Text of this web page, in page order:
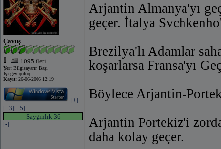
Çavuş
1095 ileti
Yer: Bilgisayarın Başı
İş: geyiqoloq
Kayıt: 26-06-2006 12:19
[+]
[+3][+5]
Saygınlık 36
[-]
Arjantin Almanya'yı
geçer. İtalya
Brezilya'lı Adamlar
koşarlarsa Fransa'yı
Böylece Arjantin-
Arjantin Portekiz'i
daha kolay geçer.